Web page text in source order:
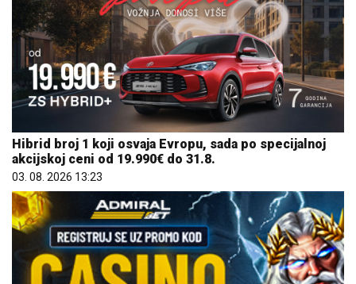
Hibrid broj 1 koji osvaja Evropu, sada po specijalnoj
akcijskoj ceni od 19.990€ do 31.8.
03. 08. 2026 13:23